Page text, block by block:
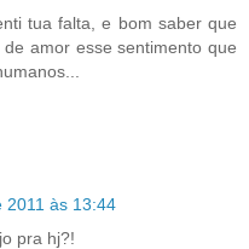
tua falta, e bom saber que
amor esse sentimento que
2011 às 13:44
pra hj?!